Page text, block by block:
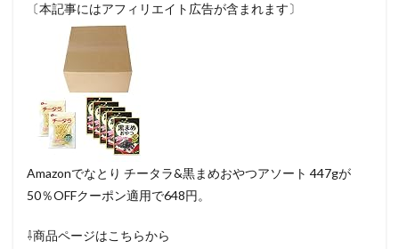
〔本記事にはアフィリエイト広告が含まれます〕
Amazonでなとり チータラ&黒まめおやつアソート 447gが
50％OFFクーポン適用で648円。
⇩商品ページはこちらから